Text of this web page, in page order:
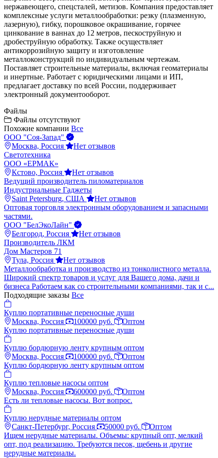
нержавеющего, спецсталей, метизов. Компания предоставляет
комплексные услуги металлообработки: резку (плазменную,
лазерную), гибку, порошковое окрашивание, горячее
цинкование в ваннах до 12 метров, пескоструйную и
дробеструйную обработку. Также осуществляет
антикоррозийную защиту и изготовление
металлоконструкций по индивидуальным чертежам.
Поставляет строительные материалы, включая геоматериалы
и инертные. Работает с юридическими лицами и ИП,
предлагает доставку по всей России, поддерживает
электронный документооборот.
Файлы
Файлы отсутствуют
Похожие компании Все
ООО "Соя-Запад"
Москва, Россия
Нет отзывов
Светотехника
ООО «ЕРМАК»
Кстово, Россия
Нет отзывов
Ведущий производитель пиломатериалов
Индустриальные Гаджеты
Saint Petersburg, США
Нет отзывов
Оптовая торговля электронным оборудованием и запасными
частями.
ООО "БелЭкоЛайн"
Белгород, Россия
Нет отзывов
Производитель ЛКМ
Дом Мастеров 71
Тула, Россия
Нет отзывов
Металлообработка и производство из тонколистного металла.
Широкий спектр товаров и услуг для Вашего дома, дачи и
бизнеса Работаем как со строительными компаниями, так и с...
Подходящие заказы Все
Куплю портативные переносные души
Москва, Россия
100000 руб.
Оптом
Куплю портативные переносные души
Куплю бордюрную ленту крупным оптом
Москва, Россия
100000 руб.
Оптом
Куплю бордюрную ленту крупным оптом
Куплю тепловые насосы оптом
Москва, Россия
600000 руб.
Оптом
Есть ли тепловые насосы. Вот вопрос.
Куплю нерудные материалы оптом
Санкт-Петербург, Россия
50000 руб.
Оптом
Ищем нерудные материалы. Объемы: крупный опт, мелкий
опт, под реализацию. Требуются песок, щебень и другие
нерудные материалы.